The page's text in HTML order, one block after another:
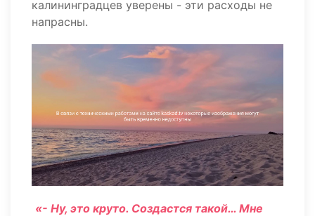
калининградцев уверены - эти расходы не
напрасны.
«- Ну, это круто. Создастся такой… Мне